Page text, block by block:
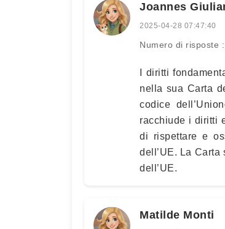
Joannes
2025-04-28 07:47:40
Numero di risposte
I diritti
nella sua Carta
codice
racchiude i diritti
di rispettare e
dell’UE. La
dell’UE.
Matilde Monti